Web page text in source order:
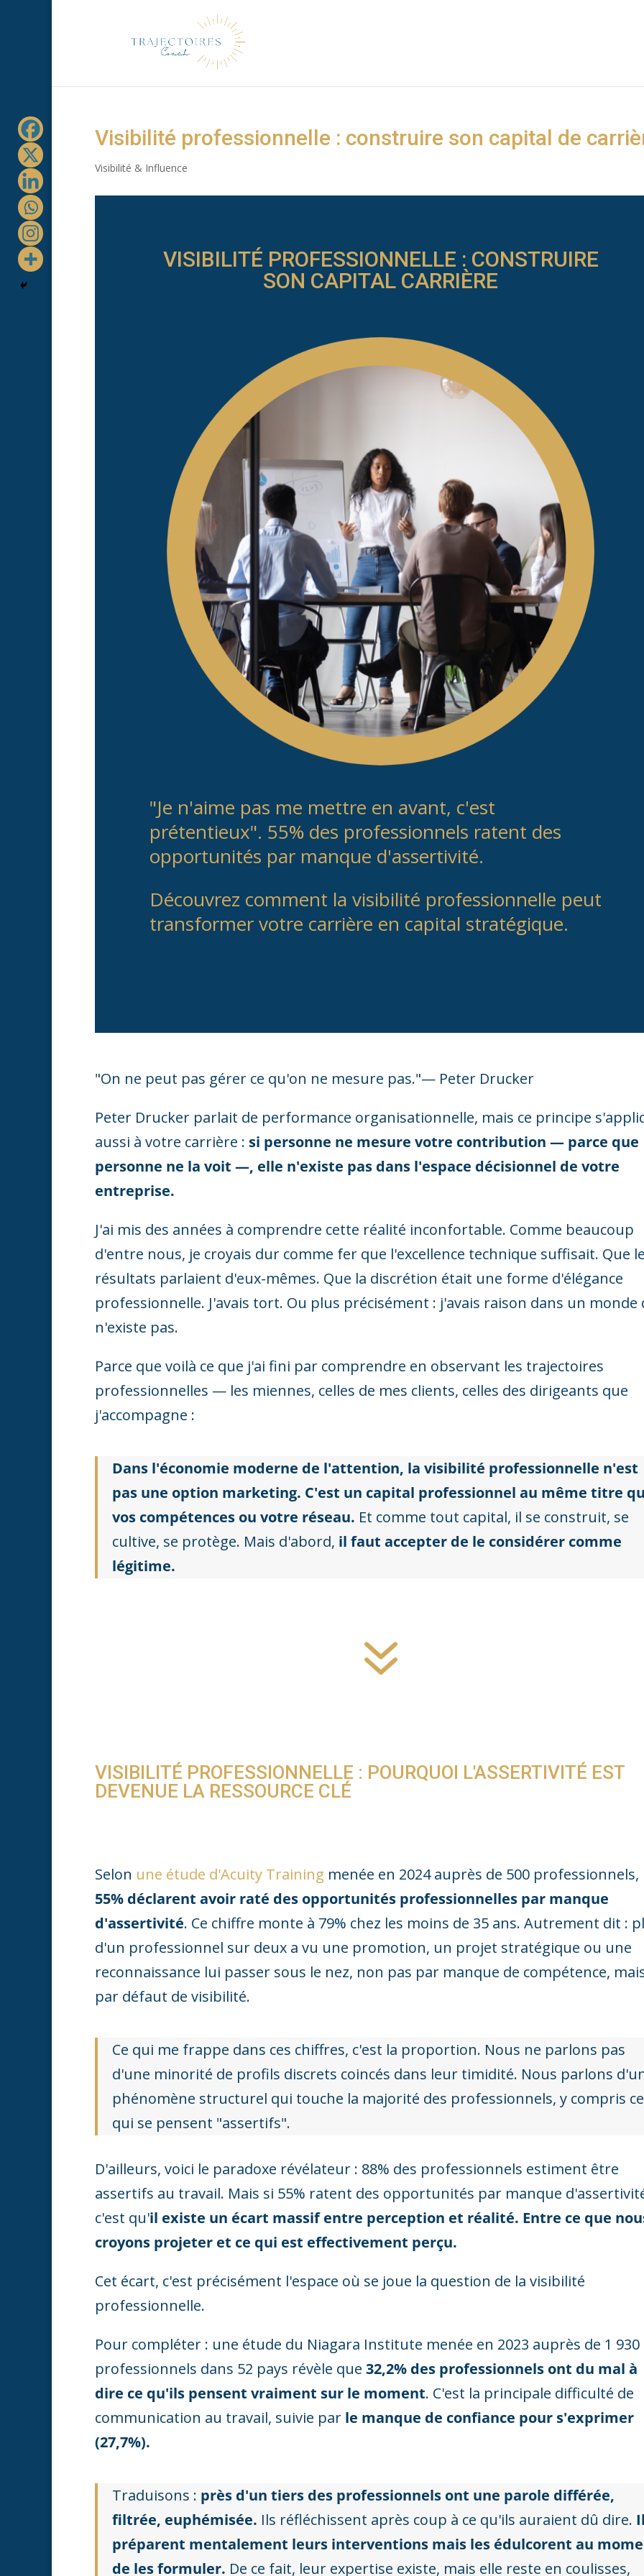
Visibilité professionnelle : construire son capital de
Visibilité & Influence
VISIBILITÉ PROFESSIONNELLE : CONSTRUIRE
SON CAPITAL CARRIÈRE
"Je n'aime pas me mettre en avant, c'est
prétentieux". 55% des professionnels ratent des
opportunités par manque d'assertivité.
Découvrez comment la visibilité professionnelle peut
transformer votre carrière en capital stratégique.
"On ne peut pas gérer ce qu'on ne mesure pas."— Peter Drucker
Peter Drucker parlait de performance organisationnelle, mais ce principe
aussi à votre carrière : si personne ne mesure votre contribution — parce que
personne ne la voit —, elle n'existe pas dans l'espace décisionnel de votre
entreprise.
J'ai mis des années à comprendre cette réalité inconfortable. Comme beaucoup
d'entre nous, je croyais dur comme fer que l'excellence technique suffisait. Que
résultats parlaient d'eux-mêmes. Que la discrétion était une forme d'élégance
professionnelle. J'avais tort. Ou plus précisément : j'avais raison dans un monde
n'existe pas.
Parce que voilà ce que j'ai fini par comprendre en observant les trajectoires
professionnelles — les miennes, celles de mes clients, celles des dirigeants que
j'accompagne :
Dans l'économie moderne de l'attention, la visibilité professionnelle n'est
pas une option marketing. C'est un capital professionnel au même titre
vos compétences ou votre réseau. Et comme tout capital, il se construit, se
cultive, se protège. Mais d'abord, il faut accepter de le considérer comme
légitime.
7
VISIBILITÉ PROFESSIONNELLE : POURQUOI L'ASSERTIVITÉ EST
DEVENUE LA RESSOURCE CLÉ
Selon une étude d'Acuity Training menée en 2024 auprès de 500 professionnels,
55% déclarent avoir raté des opportunités professionnelles par manque
d'assertivité. Ce chiffre monte à 79% chez les moins de 35 ans. Autrement dit :
d'un professionnel sur deux a vu une promotion, un projet stratégique ou une
reconnaissance lui passer sous le nez, non pas par manque de compétence,
par défaut de visibilité.
Ce qui me frappe dans ces chiffres, c'est la proportion. Nous ne parlons pas
d'une minorité de profils discrets coincés dans leur timidité. Nous parlons
phénomène structurel qui touche la majorité des professionnels, y compris
qui se pensent "assertifs".
D'ailleurs, voici le paradoxe révélateur : 88% des professionnels estiment être
assertifs au travail. Mais si 55% ratent des opportunités par manque
c'est qu'il existe un écart massif entre perception et réalité. Entre ce que
croyons projeter et ce qui est effectivement perçu.
Cet écart, c'est précisément l'espace où se joue la question de la visibilité
professionnelle.
Pour compléter : une étude du Niagara Institute menée en 2023 auprès de 1 930
professionnels dans 52 pays révèle que 32,2% des professionnels ont du mal à
dire ce qu'ils pensent vraiment sur le moment. C'est la principale difficulté de
communication au travail, suivie par le manque de confiance pour s'exprimer
(27,7%).
Traduisons : près d'un tiers des professionnels ont une parole différée,
filtrée, euphémisée. Ils réfléchissent après coup à ce qu'ils auraient dû dire.
préparent mentalement leurs interventions mais les édulcorent au
de les formuler. De ce fait, leur expertise existe, mais elle reste en coulisses,